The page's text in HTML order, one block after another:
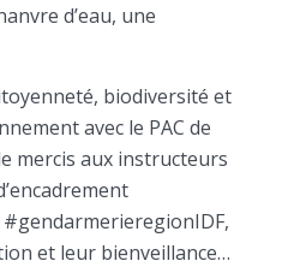
d’eau, une
biodiversité et
avec le PAC de
mercis aux instructeurs
et leur bienveillance…